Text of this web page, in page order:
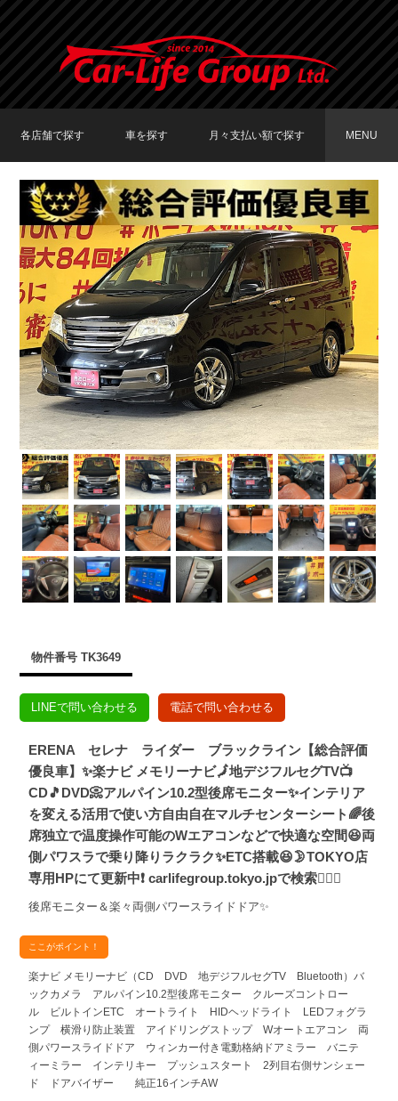
各店舗で探す
TOKYO店在庫車両
大阪店在庫車両
福岡店在庫車両
車を探す
車種で探す
メーカーで探す
月々支払い額で探す
〜19,999円
20,000円〜29,999円
30,000円〜39,999円
40,000円〜49,999円
50,000円〜
MENU
物件番号 TK3649
LINEで問い合わせる 電話で問い合わせる
ERENA セレナ ライダー ブラックライン【総合評価
優良車】✨楽ナビ メモリーナビ🗾地デジフルセグTV📺
CD🎵DVD📀アルパイン10.2型後席モニター✨インテリア
を変える活用で使い方自由自在マルチセンターシート🌈後
席独立で温度操作可能のWエアコンなどで快適な空間😆両
側パワスラで乗り降りラクラク✨ETC搭載😆🌛TOKYO店
専用HPにて更新中❗ carlifegroup.tokyo.jpで検索🕵️‍♂️🌛
後席モニター＆楽々両側パワースライドドア✨
ここがポイント！
楽ナビ メモリーナビ（CD DVD 地デジフルセグTV Bluetooth）バ
ックカメラ アルパイン10.2型後席モニター クルーズコントロー
ル ビルトインETC オートライト HIDヘッドライト LEDフォグラ
ンプ 横滑り防止装置 アイドリングストップ Wオートエアコン 両
側パワースライドドア ウィンカー付き電動格納ドアミラー バニテ
ィーミラー インテリキー プッシュスタート 2列目右側サンシェー
ド ドアバイザー 純正16インチAW